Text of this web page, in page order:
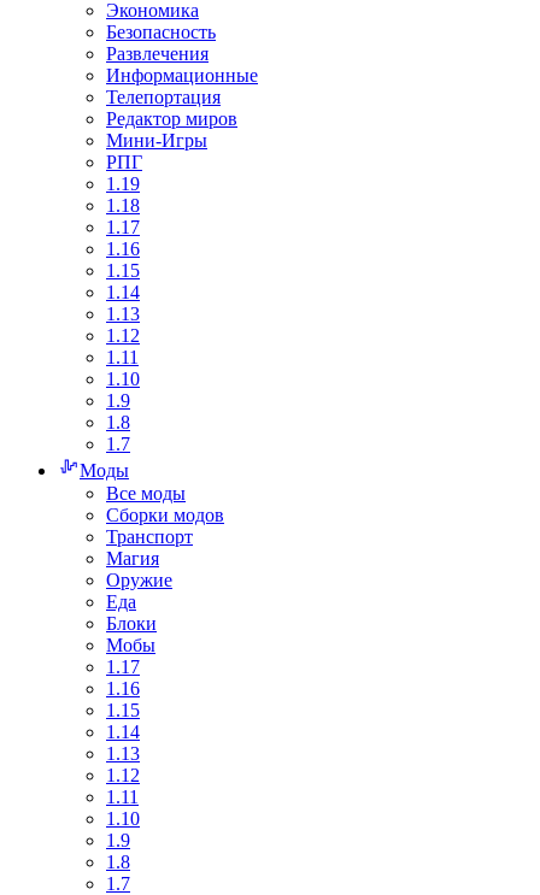
Экономика
Безопасность
Развлечения
Информационные
Телепортация
Редактор миров
Мини-Игры
РПГ
1.19
1.18
1.17
1.16
1.15
1.14
1.13
1.12
1.11
1.10
1.9
1.8
1.7
Моды
Все моды
Сборки модов
Транспорт
Магия
Оружие
Еда
Блоки
Мобы
1.17
1.16
1.15
1.14
1.13
1.12
1.11
1.10
1.9
1.8
1.7